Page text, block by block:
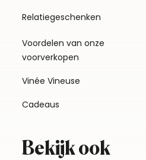
Relatiegeschenken
Voordelen van onze
voorverkopen
Vinée Vineuse
Cadeaus
Bekijk ook